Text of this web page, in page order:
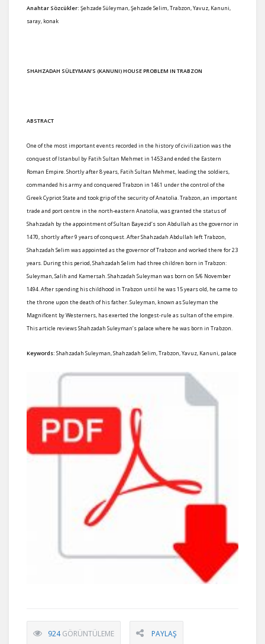
Anahtar Sözcükler: Şehzade Süleyman, Şehzade Selim, Trabzon, Yavuz, Kanuni,
saray, konak
SHAHZADAH SÜLEYMAN’S (KANUNI) HOUSE PROBLEM IN TRABZON
ABSTRACT
One of the most important events recorded in the history of civilization was the
conquest of Istanbul by Fatih Sultan Mehmet in 1453 and ended the Eastern
Roman Empire. Shortly after 8 years, Fatih Sultan Mehmet, leading the soldiers,
commanded his army and conquered Trabzon in 1461 under the control of the
Greek Cypriot State and took grip of the security of Anatolia. Trabzon, an important
trade and port centre in the north-eastern Anatolia, was granted the status of
Shahzadah by the appointment of Sultan Bayezid’s son Abdullah as the governor in
1470, shortly after 9 years of conquest. After Shahzadah Abdullah left Trabzon,
Shahzadah Selim was appointed as the governor of Trabzon and worked there for 23
years. During this period, Shahzadah Selim had three children born in Trabzon:
Suleyman, Salih and Kamersah. Shahzadah Suleyman was born on 5/6 November
1494. After spending his childhood in Trabzon until he was 15 years old, he came to
the throne upon the death of his father. Suleyman, known as Suleyman the
Magnificent by Westerners, has exerted the longest-rule as sultan of the empire.
This article reviews Shahzadah Suleyman’s palace where he was born in Trabzon.
Keywords: Shahzadah Suleyman, Shahzadah Selim, Trabzon, Yavuz, Kanuni, palace
924GÖRÜNTÜLEME PAYLAŞ